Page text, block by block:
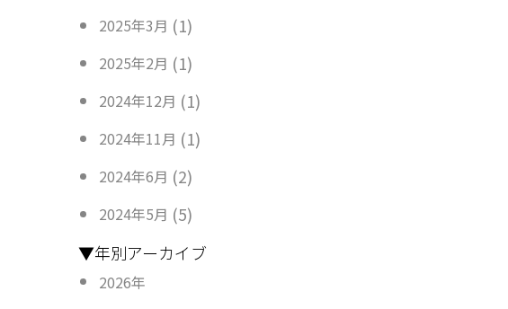
2025年3月 (1)
2025年2月 (1)
2024年12月 (1)
2024年11月 (1)
2024年6月 (2)
2024年5月 (5)
▼年別アーカイブ
2026年